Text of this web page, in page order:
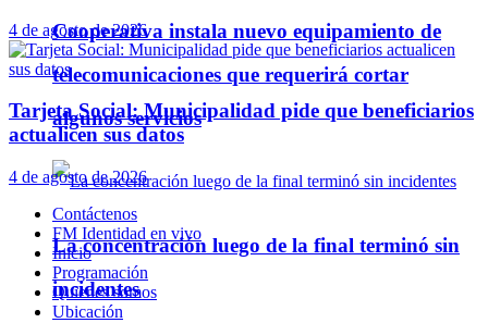
Cooperativa instala nuevo equipamiento de
telecomunicaciones que requerirá cortar
algunos servicios
La concentración luego de la final terminó sin
incidentes
4 de agosto de 2026
Tarjeta Social: Municipalidad pide que beneficiarios
actualicen sus datos
4 de agosto de 2026
Contáctenos
FM Identidad en vivo
Inicio
Programación
Quienes somos
Ubicación